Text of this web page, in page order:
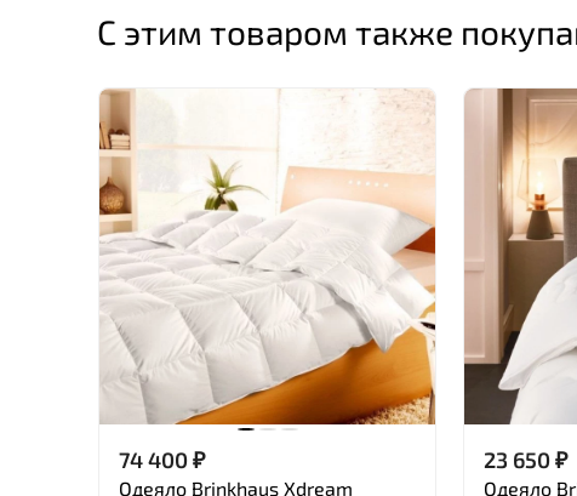
С этим товаром также
74 400₽
Одеяло Brinkhaus Xdream
23 650₽
Одеяло